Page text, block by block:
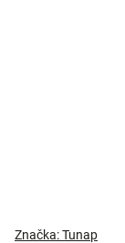
Značka:Tunap